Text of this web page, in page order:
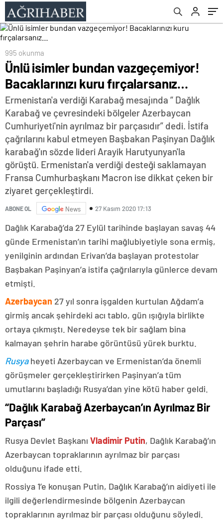
995 okunma
Ünlü isimler bundan vazgeçemiyor!
Bacaklarınızı kuru fırçalarsanız…
Ermenistan'a verdiği Karabağ mesajında “ Dağlık
Karabağ ve çevresindeki bölgeler Azerbaycan
Cumhuriyeti'nin ayrılmaz bir parçasıdır” dedi. İstifa
çağrılarını kabul etmeyen Başbakan Paşinyan Dağlık
karabağ'ın sözde lideri Arayik Harutyunyan'la
görüştü. Ermenistan'a verdiği desteği saklamayan
Fransa Cumhurbaşkanı Macron ise dikkat çeken bir
ziyaret gerçekleştirdi.
ABONE OL News 27 Kasım 2020 17:13
Dağlık Karabağ’da 27 Eylül tarihinde başlayan savaş 44
günde Ermenistan’ın tarihi mağlubiyetiyle sona ermiş,
yenilginin ardından Erivan’da başlayan protestolar
Başbakan Paşinyan’a istifa çağrılarıyla günlerce devam
etmişti.
Azerbaycan 27 yıl sonra işgalden kurtulan Ağdam’a
girmiş ancak şehirdeki acı tablo, gün ışığıyla birlikte
ortaya çıkmıştı. Neredeyse tek bir sağlam bina
kalmayan şehrin harabe görüntüsü yürek burktu.
Rusyaheyeti Azerbaycan ve Ermenistan’da önemli
görüşmeler gerçekleştirirken Paşinyan’a tüm
umutlarını başladığı Rusya’dan yine kötü haber geldi.
“Dağlık Karabağ Azerbaycan’ın Ayrılmaz Bir
Parçası”
Rusya Devlet Başkanı Vladimir Putin, Dağlık Karabağ’ın
Azerbaycan topraklarının ayrılmaz bir parçası
olduğunu ifade etti.
Rossiya 1’e konuşan Putin, Dağlık Karabağ’ın aidiyeti ile
ilgili değerlendirmesinde bölgenin Azerbaycan
topraklarının ayrılmaz bir parçası olduğunu söyledi.